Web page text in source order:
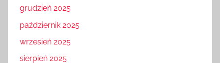
grudzień 2025
październik 2025
wrzesień 2025
sierpień 2025